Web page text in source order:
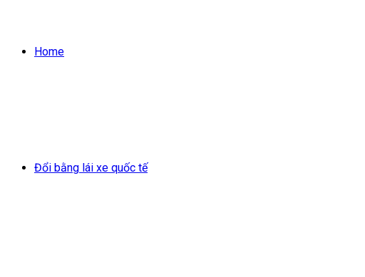
Home
Đổi bằng lái xe quốc tế